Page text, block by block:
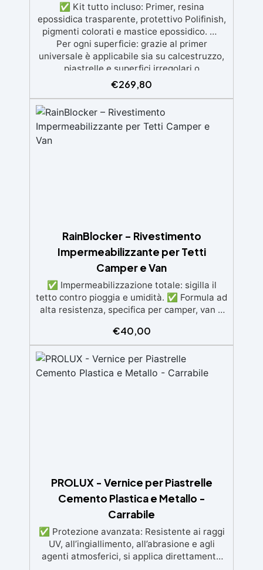
✅ Kit tutto incluso: Primer, resina
epossidica trasparente, protettivo Polifinish,
pigmenti colorati e mastice epossidico. ✅
Per ogni superficie: grazie al primer
universale è applicabile sia su calcestruzzo,
piastrelle e superfici irregolari o
danneggiate. ✅ Facile da applicare: Video
Guida completa inclusa, 3 semplici passaggi,
finitura protettiva antigraffio. ✅ Risultati
professionali: Sistema autolivellante,
resistente ai raggi UV, duraturo e con finitura
€269,80
RainBlocker – Rivestimento
Impermeabilizzante per Tetti
Camper e Van
✅ Impermeabilizzazione totale: sigilla il
tetto contro pioggia e umidità. ✅ Formula ad
alta resistenza, specifica per camper, van e
vetroresina, alluminio e lamiera. ✅ Resiste
agli sbalzi termici da -20°C a +80°C. ✅
Applicazione semplice a rullo, pennello o
spruzzo airless. ✅ Durata pluriennale:
€40,00
PROLUX - Vernice per Piastrelle
Cemento Plastica e Metallo -
Carrabile
✅ Protezione avanzata: Resistente ai raggi
UV, all’ingiallimento, all’abrasione e agli
agenti atmosferici, si applica direttamente